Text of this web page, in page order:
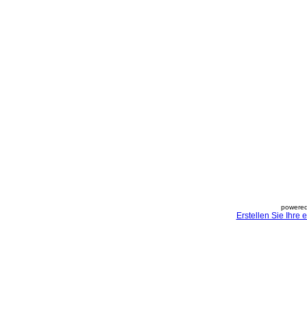
Erstellen Sie Ihre